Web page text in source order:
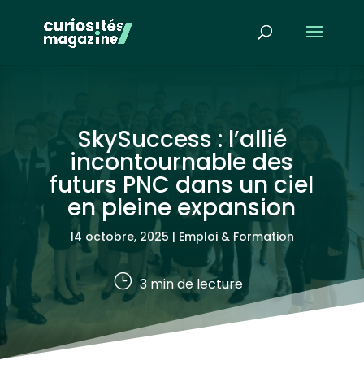
SkySuccess : l’allié
incontournable des
futurs PNC dans un ciel
en pleine expansion
14 octobre, 2025 | Emploi & Formation
} 3min de lecture